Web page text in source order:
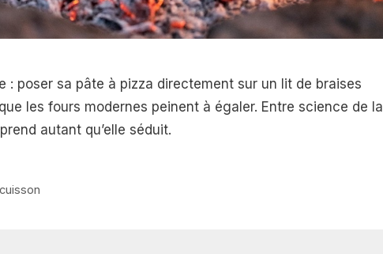
: poser sa pâte à pizza directement sur un lit de braises
les fours modernes peinent à égaler. Entre science de la
autant qu’elle séduit.